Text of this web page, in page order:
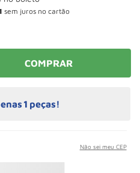
sem juros no cartão
COMPRAR
1 peças!
Não sei meu CEP